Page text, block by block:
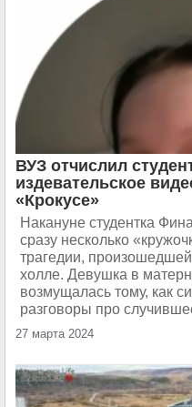
ВУЗ отчислил
издевательское
«Крокусе»
Накануне студентка
сразу несколько
трагедии,
холле. Девушка в
возмущалась тому, как
разговоры про
27 марта 2024